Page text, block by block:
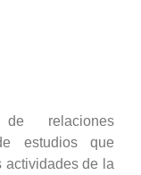
relaciones
estudios que
actividades de la